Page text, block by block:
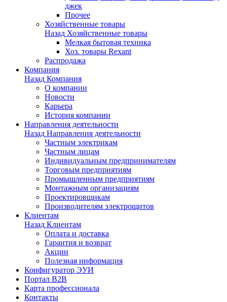
джек
Прочее
Хозяйственные товары
Назад Хозяйственные товары
Мелкая бытовая техника
Хоз. товары Rexant
Распродажа
Компания
Назад Компания
О компании
Новости
Карьера
История компании
Направления деятельности
Назад Направления деятельности
Частным электрикам
Частным лицам
Индивидуальным предпринимателям
Торговым предприятиям
Промышленным предприятиям
Монтажным организациям
Проектировщикам
Производителям электрощитов
Клиентам
Назад Клиентам
Оплата и доставка
Гарантия и возврат
Акции
Полезная информация
Конфигуратор ЭУИ
Портал B2B
Карта профессионала
Контакты